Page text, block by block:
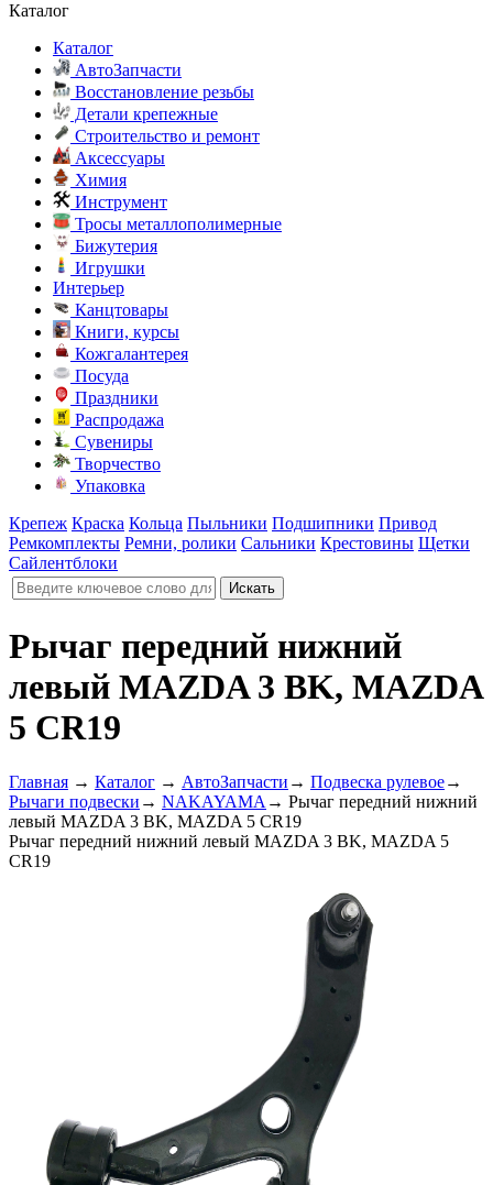
Каталог
Каталог
АвтоЗапчасти
Восстановление резьбы
Детали крепежные
Строительство и ремонт
Аксессуары
Химия
Инструмент
Тросы металлополимерные
Бижутерия
Игрушки
Интерьер
Канцтовары
Книги, курсы
Кожгалантерея
Посуда
Праздники
Распродажа
Сувениры
Творчество
Упаковка
Крепеж Краска Кольца Пыльники Подшипники Привод
Ремкомплекты Ремни, ролики Сальники Крестовины Щетки
Сайлентблоки
Рычаг передний нижний
левый MAZDA 3 BK, MAZDA
5 CR19
Главная → Каталог → АвтоЗапчасти → Подвеска рулевое→
Рычаги подвески → NAKAYAMA → Рычаг передний нижний
левый MAZDA 3 BK, MAZDA 5 CR19
Рычаг передний нижний левый MAZDA 3 BK, MAZDA 5
CR19